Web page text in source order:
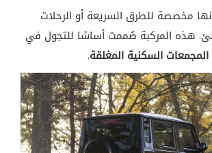
مخصصة للطرق السريعة أو الرحلات
هذه المركبة صُممت أساسًا للتجول في
المجمعات السكنية المغلقة.